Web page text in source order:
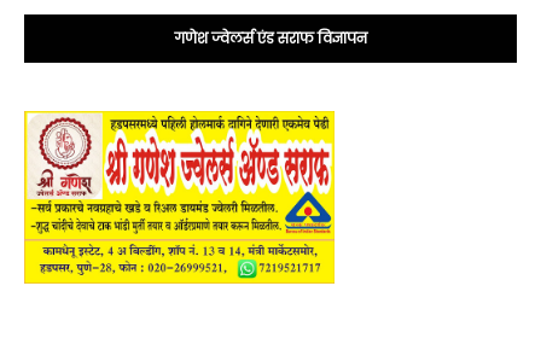
गणेश ज्वेलर्स एंड सराफ विज्ञापन